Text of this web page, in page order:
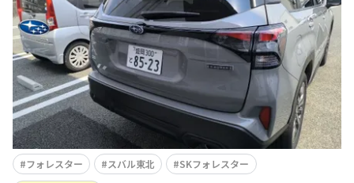
ン」が流行った世代笑おしりのフォレスターの刻印？は好
き。弟はX-BREAK注文したそうです。納期1年以上😅デザ
イ
フォレスター スバル東北
SKフォレスター